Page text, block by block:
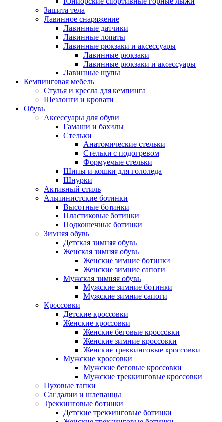
Защита тела
Лавинное снаряжение
Лавинные датчики
Лавинные лопаты
Лавинные рюкзаки и аксессуары
Лавинные рюкзаки
Лавинные рюкзаки и аксессуары
Лавинные щупы
Кемпинговая мебель
Стулья и кресла для кемпинга
Шезлонги и кровати
Обувь
Аксессуары для обуви
Гамаши и бахилы
Стельки
Анатомические стельки
Стельки с подогревом
Формуемые стельки
Шипы и кошки для гололеда
Шнурки
Активный стиль
Альпинистские ботинки
Высотные ботинки
Пластиковые ботинки
Подкошечные ботинки
Зимняя обувь
Детская зимняя обувь
Женская зимняя обувь
Женские зимние ботинки
Женские зимние сапоги
Мужская зимняя обувь
Мужские зимние ботинки
Мужские зимние сапоги
Кроссовки
Детские кроссовки
Женские кроссовки
Женские беговые кроссовки
Женские зимние кроссовки
Женские треккинговые кроссовки
Мужские кроссовки
Мужские беговые кроссовки
Мужские треккинговые кроссовки
Пуховые тапки
Сандалии и шлепанцы
Треккинговые ботинки
Детские треккинговые ботинки